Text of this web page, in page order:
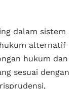
dalam sistem
alternatif
hukum dan
sesuai dengan